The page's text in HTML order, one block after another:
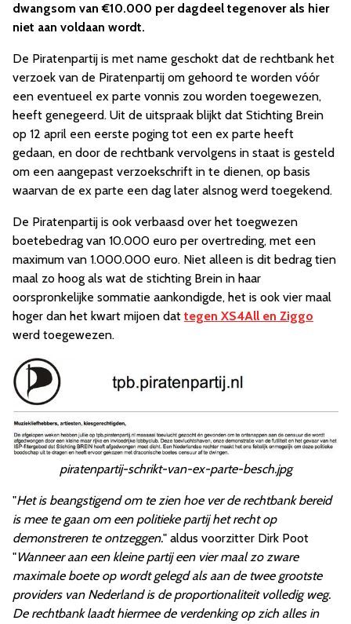
dwangsom van €10.000 per dagdeel tegenover als hier
niet aan voldaan wordt.
De Piratenpartij is met name geschokt dat de rechtbank het
verzoek van de Piratenpartij om gehoord te worden vóór
een eventueel ex parte vonnis zou worden toegewezen,
heeft genegeerd. Uit de uitspraak blijkt dat Stichting Brein
op 12 april een eerste poging tot een ex parte heeft
gedaan, en door de rechtbank vervolgens in staat is gesteld
om een aangepast verzoekschrift in te dienen, op basis
waarvan de ex parte een dag later alsnog werd toegekend.
De Piratenpartij is ook verbaasd over het toegwezen
boetebedrag van 10.000 euro per overtreding, met een
maximum van 1.000.000 euro. Niet alleen is dit bedrag tien
maal zo hoog als wat de stichting Brein in haar
oorspronkelijke sommatie aankondigde, het is ook vier maal
hoger dan het kwart mijoen dat tegen XS4All en Ziggo
werd toegewezen.
piratenpartij-schrikt-van-ex-parte-besch.jpg
"Het is beangstigend om te zien hoe ver de rechtbank bereid
is mee te gaan om een politieke partij het recht op
demonstreren te ontzeggen." aldus voorzitter Dirk Poot
"Wanneer aan een kleine partij een vier maal zo zware
maximale boete op wordt gelegd als aan de twee grootste
providers van Nederland is de proportionaliteit volledig weg.
De rechtbank laadt hiermee de verdenking op zich alles in